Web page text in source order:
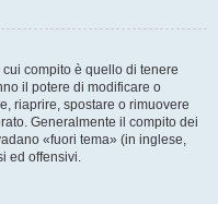
compito è quello di tenere
il potere di modificare o
riaprire, spostare o rimuovere
Generalmente il compito dei
«fuori tema» (in inglese,
ed offensivi.